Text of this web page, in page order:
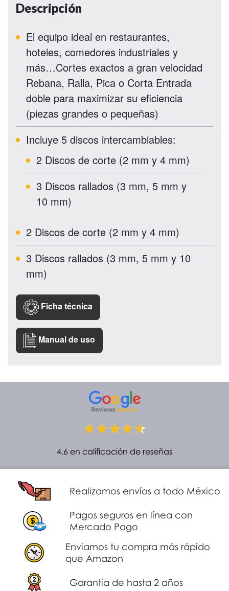
Descripción
El equipo ideal en restaurantes,
hoteles, comedores industriales y
más…Cortes exactos a gran velocidad
Rebana, Ralla, Pica o Corta Entrada
doble para maximizar su eficiencia
(piezas grandes o pequeñas)
Incluye 5 discos intercambiables:
2 Discos de corte (2 mm y 4 mm)
3 Discos rallados (3 mm, 5 mm y
10 mm)
2 Discos de corte (2 mm y 4 mm)
3 Discos rallados (3 mm, 5 mm y 10
mm)
Ficha técnica
Manual de uso
4.6 en calificación de reseñas
Realizamos envíos a todo México
Pagos seguros en línea con
Mercado Pago
Enviamos tu compra más rápido
que Amazon
Garantía de hasta 2 años